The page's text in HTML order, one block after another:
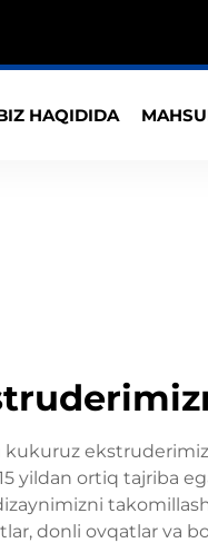
HAQIDIDA
yildan ortiq tajriba
donli ovqatlar va